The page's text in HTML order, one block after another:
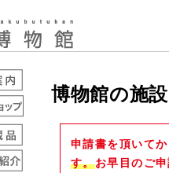
博物館の施
申請書を頂いて
す。お早目のご